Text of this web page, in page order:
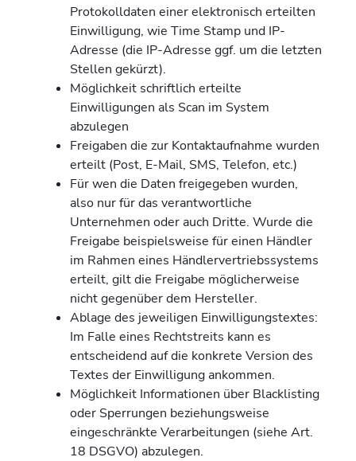
Protokolldaten einer elektronisch erteilten
Einwilligung, wie Time Stamp und IP-
Adresse (die IP-Adresse ggf. um die letzten
Stellen gekürzt).
Möglichkeit schriftlich erteilte
Einwilligungen als Scan im System
abzulegen
Freigaben die zur Kontaktaufnahme wurden
erteilt (Post, E-Mail, SMS, Telefon, etc.)
Für wen die Daten freigegeben wurden,
also nur für das verantwortliche
Unternehmen oder auch Dritte. Wurde die
Freigabe beispielsweise für einen Händler
im Rahmen eines Händlervertriebssystems
erteilt, gilt die Freigabe möglicherweise
nicht gegenüber dem Hersteller.
Ablage des jeweiligen Einwilligungstextes:
Im Falle eines Rechtstreits kann es
entscheidend auf die konkrete Version des
Textes der Einwilligung ankommen.
Möglichkeit Informationen über Blacklisting
oder Sperrungen beziehungsweise
eingeschränkte Verarbeitungen (siehe Art.
18 DSGVO) abzulegen.